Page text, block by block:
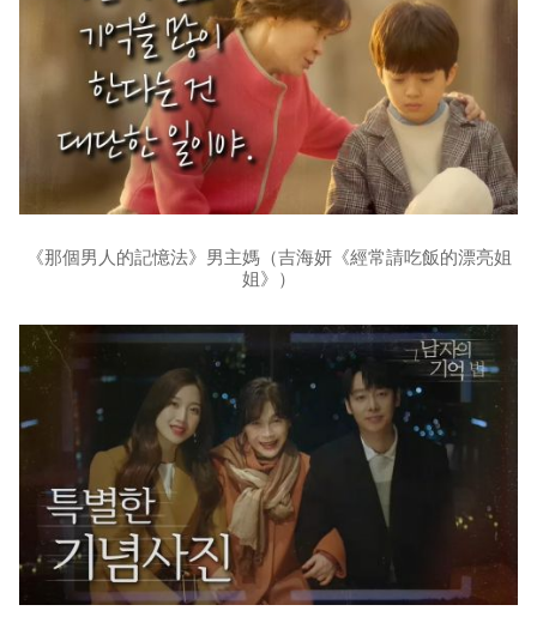
《那個男人的記憶法》男主媽（吉海妍《經常請吃飯的漂亮姐
姐》）